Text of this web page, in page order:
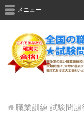
メニュー
職業訓練 試験問題